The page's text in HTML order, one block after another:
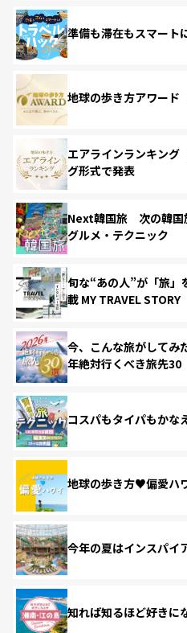
準備も滞在もスマー
地球の歩き方アワード
エアラインランキン
グ形式で発表
Next韓国旅 次の韓国
グルメ・テクニック
旬な“あの人”が「旅」
載 MY TRAVEL STORY
今、こんな旅がしてみ
年絶対行くべき旅先30
コスパもタイパもかな
地球の歩き方♥偏愛ハ
今年の夏はインスパイ
知れば知るほど好きに